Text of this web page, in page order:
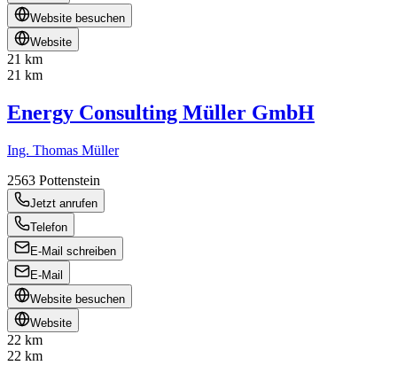
Website besuchen
Website
21 km
21 km
Energy Consulting Müller GmbH
Ing. Thomas Müller
2563 Pottenstein
Jetzt anrufen
Telefon
E-Mail schreiben
E-Mail
Website besuchen
Website
22 km
22 km